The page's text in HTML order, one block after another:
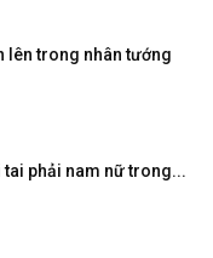
lên trong nhân tướng
tai phải nam nữ trong...